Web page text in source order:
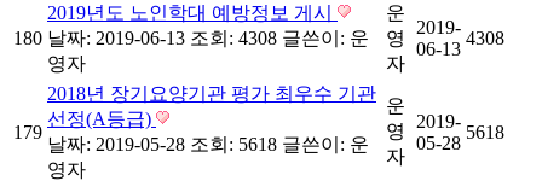
180
2019년도 노인학대 예방정보 게시
날짜: 2019-06-13 조회: 4308 글쓴이: 운
영자
운
영
자
2019-
06-13
4308
179
2018년 장기요양기관 평가 최우수 기관
선정(A등급)
날짜: 2019-05-28 조회: 5618 글쓴이: 운
영자
운
영
자
2019-
05-28
5618